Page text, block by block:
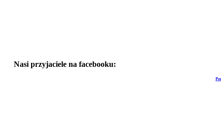
Nasi przyjaciele na facebooku: